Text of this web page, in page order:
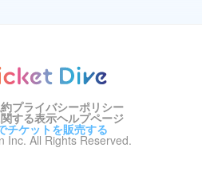
プライバシーポリシー
する表示ヘルプページ
ケットを販売する
Inc. All Rights Reserved.